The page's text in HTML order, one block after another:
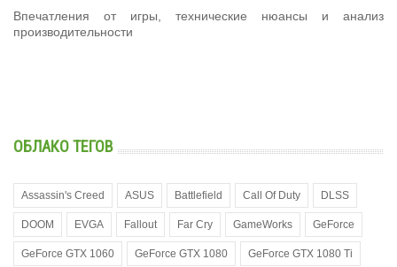
Впечатления от игры, технические нюансы и анализ
производительности
ОБЛАКО ТЕГОВ
Assassin's Creed ASUS Battlefield Call Of Duty DLSS
DOOM EVGA Fallout Far Cry GameWorks GeForce
GeForce GTX 1060 GeForce GTX 1080 GeForce GTX 1080 Ti